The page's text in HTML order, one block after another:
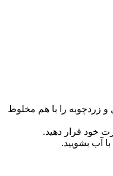
زردچوبه را با هم مخلوط
خود قرار دهید.